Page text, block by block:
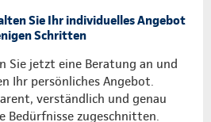
Sie Ihr individuelles Angebot
Schritten
Sie jetzt eine Beratung an und
Ihr persönliches Angebot.
verständlich und genau
Bedürfnisse zugeschnitten.